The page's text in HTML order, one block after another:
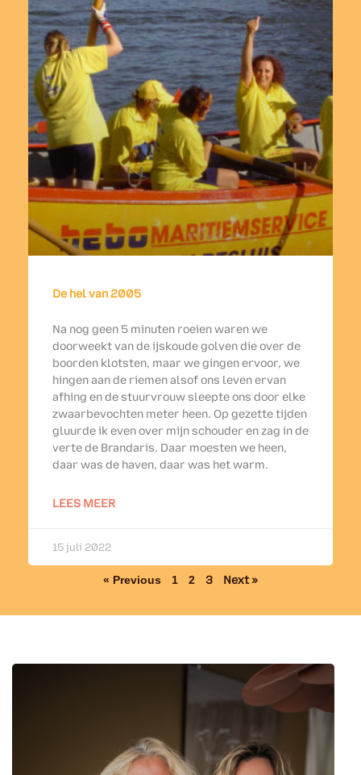
De hel van 2005
Na nog geen 5 minuten roeien waren we
doorweekt van de ijskoude golven die over de
boorden klotsten, maar we gingen ervoor, we
hingen aan de riemen alsof ons leven ervan
afhing en de stuurvrouw sleepte ons door elke
zwaarbevochten meter heen. Op gezette tijden
gluurde ik even over mijn schouder en zag in de
verte de Brandaris. Daar moesten we heen,
daar was de haven, daar was het warm.
LEES MEER
15 juli 2022
« Previous 1 2 3 Next »